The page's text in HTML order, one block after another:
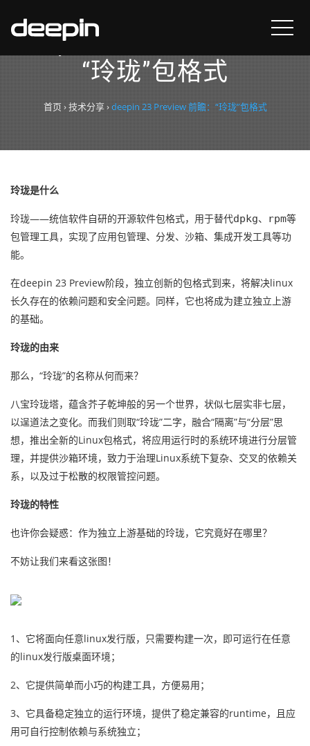
deepin 23 Preview 前瞻：
“玲珑”包格式
首页›技术分享›deepin 23 Preview 前瞻：“玲珑”包格式
玲珑是什么
玲珑——统信软件自研的开源软件包格式，用于替代dpkg、 rpm等
包管理工具，实现了应用包管理、分发、沙箱、集成开发工具等功
能。
在deepin 23 Preview阶段，独立创新的包格式到来，将解决linux
长久存在的依赖问题和安全问题。同样，它也将成为建立独立上游
的基础。
玲珑的由来
那么，“玲珑”的名称从何而来？
八宝玲珑塔，蕴含芥子乾坤般的另一个世界，状似七层实非七层，
以逞道法之变化。而我们则取“玲珑”二字，融合“隔离”与“分层”思
想，推出全新的Linux包格式，将应用运行时的系统环境进行分层管
理，并提供沙箱环境，致力于治理Linux系统下复杂、交叉的依赖关
系，以及过于松散的权限管控问题。
玲珑的特性
也许你会疑惑：作为独立上游基础的玲珑，它究竟好在哪里？
不妨让我们来看这张图！
1、它将面向任意linux发行版，只需要构建一次，即可运行在任意
的linux发行版桌面环境；
2、它提供简单而小巧的构建工具，方便易用；
3、它具备稳定独立的运行环境，提供了稳定兼容的runtime，且应
用可自行控制依赖与系统独立；